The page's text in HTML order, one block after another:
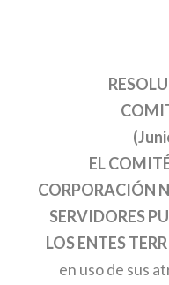
EL
CORPORACIÓN
SERVIDORES
LOS ENTES
en uso de sus